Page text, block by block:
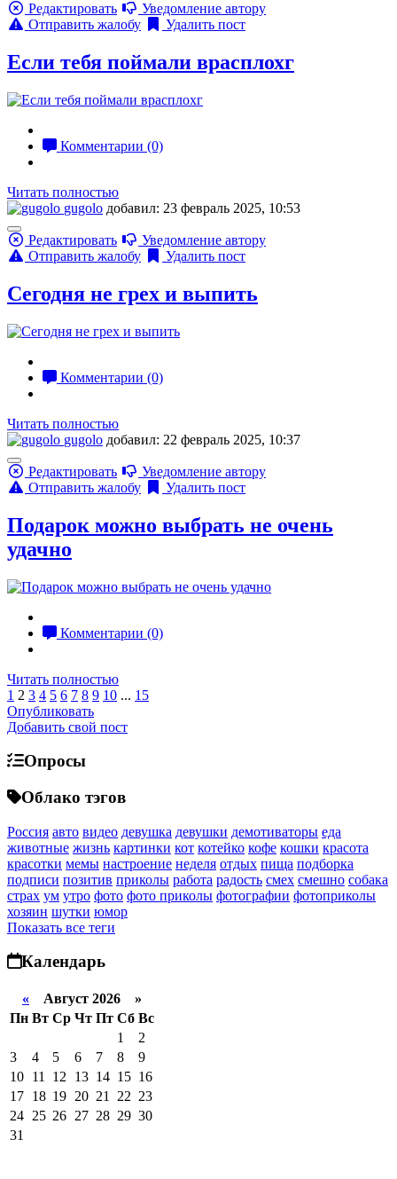
Редактировать
Уведомление автору
Отправить жалобу
Удалить пост
Если тебя поймали врасплохг
Комментарии (0)
Читать полностью
gugolo добавил: 23 февраль 2025, 10:53
Редактировать
Уведомление автору
Отправить жалобу
Удалить пост
Сегодня не грех и выпить
Комментарии (0)
Читать полностью
gugolo добавил: 22 февраль 2025, 10:37
Редактировать
Уведомление автору
Отправить жалобу
Удалить пост
Подарок можно выбрать не очень
удачно
Комментарии (0)
Читать полностью
1 2 3 4 5 6 7 8 9 10 ... 15
Опубликовать
Добавить свой пост
Опросы
Облако тэгов
Россия авто видео девушка девушки демотиваторы еда
животные жизнь картинки кот котейко кофе кошки красота
красотки мемы настроение неделя отдых пища подборка
подписи позитив приколы работа радость смех смешно собака
страх ум утро фото фото приколы фотографии фотоприколы
хозяин шутки юмор
Показать все теги
Календарь
« Август 2026 »
Пн Вт Ср Чт Пт Сб Вс
1
2
3
4 5 6 7 8
9
10 11 12 13 14 15 16
17 18 19 20 21 22 23
24 25 26 27 28 29 30
31